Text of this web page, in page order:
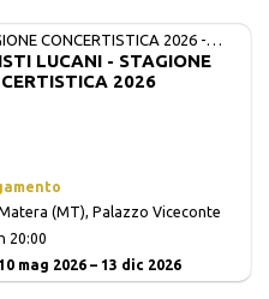
CONCERTISTICA 2026 -
E SOLISTI LUCANI
LUCANI - STAGIONE
2026
(MT), Palazzo Viceconte
h 20:00
10 mag 2026 – 13 dic 2026